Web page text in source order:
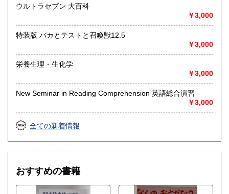
ウルトラセブン 大百科
￥3,000
特装版 バカとテストと召喚獣12.5
￥3,000
栄養生理・生化学
￥3,000
New Seminar in Reading Comprehension 英語総合演習
￥3,000
全ての新着情報
おすすめの書籍